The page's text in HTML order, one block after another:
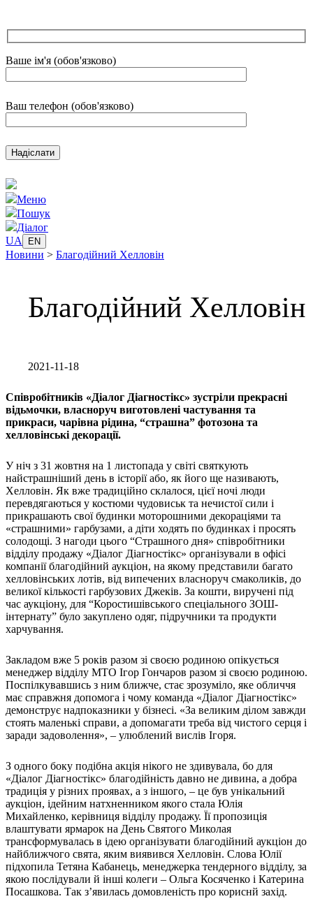
Ваше ім'я (обов'язково)
Ваш телефон (обов'язково)
Меню
Пошук
Діалог
UA
EN
Новини > Благодійний Хелловін
Благодійний Хелловін
2021-11-18
Співробітників «Діалог Діагностікс» зустріли прекрасні
відьмочки, власноруч виготовлені частування та
прикраси, чарівна рідина, “страшна” фотозона та
хелловінські декорації.
У ніч з 31 жовтня на 1 листопада у світі святкують
найстрашніший день в історії або, як його ще називають,
Хелловін. Як вже традиційно склалося, цієї ночі люди
перевдягаються у костюми чудовиськ та нечистої сили і
прикрашають свої будинки моторошними декораціями та
«страшними» гарбузами, а діти ходять по будинках і просять
солодощі. З нагоди цього “Страшного дня» співробітники
відділу продажу «Діалог Діагностікс» організували в офісі
компанії благодійний аукціон, на якому представили багато
хелловінських лотів, від випечених власноруч смаколиків, до
великої кількості гарбузових Джеків. За кошти, виручені під
час аукціону, для “Коростишівського спеціального ЗОШ-
інтернату” було закуплено одяг, підручники та продукти
харчування.
Закладом вже 5 років разом зі своєю родиною опікується
менеджер відділу МТО Ігор Гончаров разом зі своєю родиною.
Поспілкувавшись з ним ближче, стає зрозуміло, яке обличчя
має справжня допомога і чому команда «Діалог Діагностікс»
демонструє надпоказники у бізнесі. «За великим ділом завжди
стоять маленькі справи, а допомагати треба від чистого серця і
заради задоволення», – улюблений вислів Ігоря.
З одного боку подібна акція нікого не здивувала, бо для
«Діалог Діагностікс» благодійність давно не дивина, а добра
традиція у різних проявах, а з іншого, – це був унікальний
аукціон, ідейним натхненником якого стала Юлія
Михайленко, керівниця відділу продажу. Її пропозиція
влаштувати ярмарок на День Святого Миколая
трансформувалась в ідею організувати благодійний аукціон до
найближчого свята, яким виявився Хелловін. Слова Юлії
підхопила Тетяна Кабанець, менеджерка тендерного відділу, за
якою послідували й інші колеги – Ольга Косяченко і Катерина
Посашкова. Так з’явилась домовленість про кориснй захід.